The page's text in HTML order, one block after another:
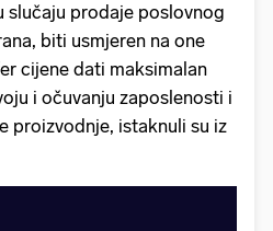
slučaju prodaje poslovnog
biti usmjeren na one
cijene dati maksimalan
i očuvanju zaposlenosti i
proizvodnje, istaknuli su iz